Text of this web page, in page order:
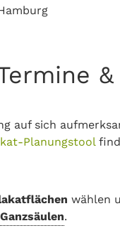
auf sich
Planungstool
wählen
Ganzsäulen.